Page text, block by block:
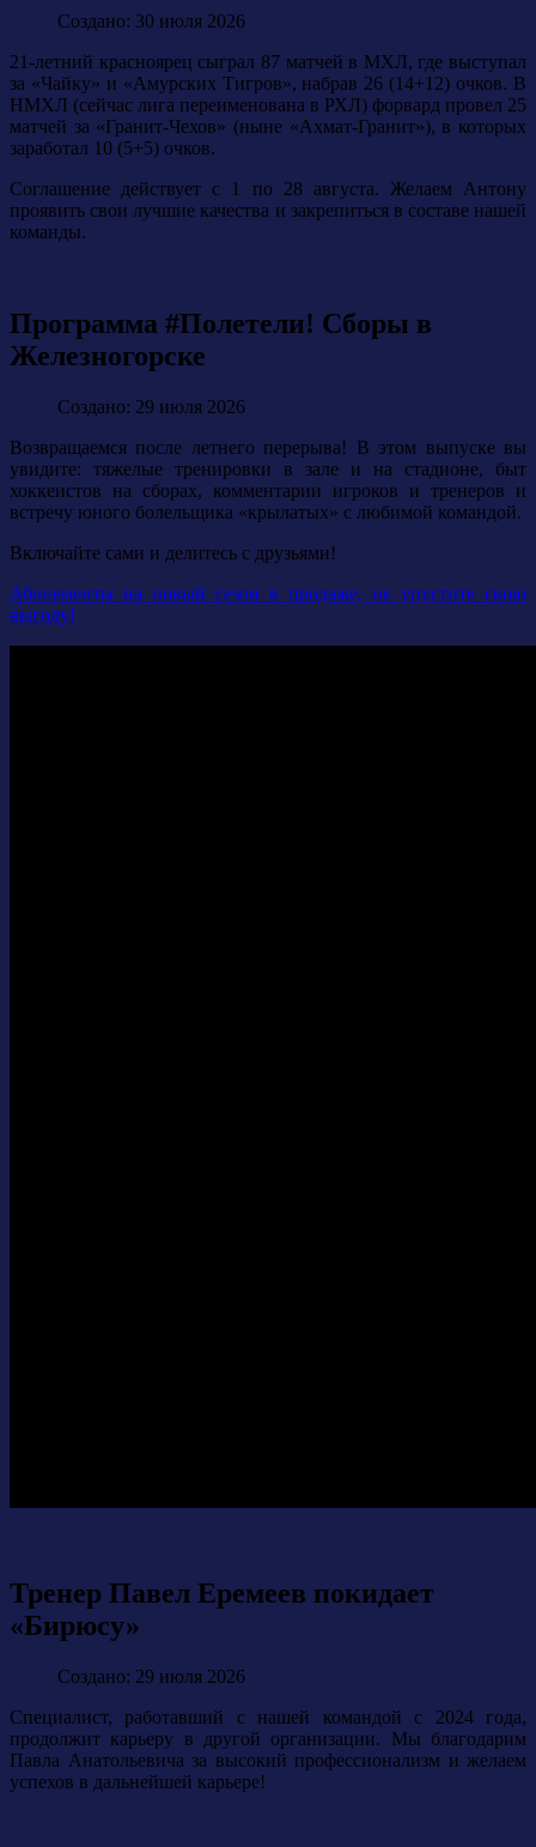
Создано: 30 июля 2026
21-летний красноярец сыграл 87 матчей в МХЛ, где выступал
за «Чайку» и «Амурских Тигров», набрав 26 (14+12) очков. В
НМХЛ (сейчас лига переименована в РХЛ) форвард провел 25
матчей за «Гранит-Чехов» (ныне «Ахмат-Гранит»), в которых
заработал 10 (5+5) очков.
Соглашение действует с 1 по 28 августа. Желаем Антону
проявить свои лучшие качества и закрепиться в составе нашей
команды.
Программа #Полетели! Сборы в
Железногорске
Создано: 29 июля 2026
Возвращаемся после летнего перерыва! В этом выпуске вы
увидите: тяжелые тренировки в зале и на стадионе, быт
хоккеистов на сборах, комментарии игроков и тренеров и
встречу юного болельщика «крылатых» с любимой командой.
Включайте сами и делитесь с друзьями!
Абонементы на новый сезон в продаже, не упустите свою
выгоду!
Тренер Павел Еремеев покидает
«Бирюсу»
Создано: 29 июля 2026
Специалист, работавший с нашей командой с 2024 года,
продолжит карьеру в другой организации. Мы благодарим
Павла Анатольевича за высокий профессионализм и желаем
успехов в дальнейшей карьере!